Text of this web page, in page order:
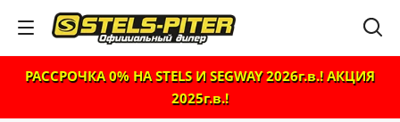
РАССРОЧКА 0% НА STELS И SEGWAY 2026г.в.! АКЦИЯ
2025г.в.!